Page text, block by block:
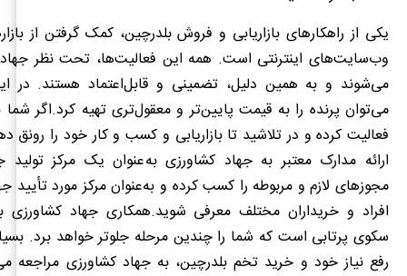
یکی از راهکارهای بازاریابی و فروش بلدرچین، کمک گرفتن از
وب‌سایت‌های اینترنتی است. همه این فعالیت‌ها، تحت نظر جهاد
می‌شوند و به‌ همین دلیل، تضمینی و قابل‌اعتماد هستند. در
می‌توان پرنده را به قیمت پایین‌تر و معقول‌تری تهیه کرد.اگر شما
فعالیت کرده و در تلاشید تا بازاریابی و کسب ‌و کار خود را رونق
ارائه مدارک معتبر به جهاد کشاورزی به‌عنوان یک مرکز
مجوزهای لازم و مربوطه را کسب کرده و به‌عنوان مرکز مورد تأیید
افراد و خریداران مختلف معرفی شوید.همکاری جهاد
سکوی پرتابی است که شما را چندین مرحله جلوتر خواهد برد.
رفع نیاز خود و خرید تخم بلدرچین، به جهاد کشاورزی مراجعه